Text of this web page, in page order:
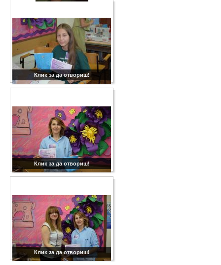
Клик за да отвориш!
Клик за да отвориш!
Клик за да отвориш!